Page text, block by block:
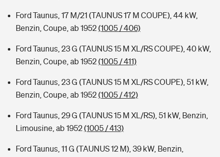
Ford Taunus, 17 M/21 (TAUNUS 17 M COUPE), 44 kW,
Benzin, Coupe, ab 1952(1005 / 406)
Ford Taunus, 23 G (TAUNUS 15 M XL/RS COUPE), 40 kW,
Benzin, Coupe, ab 1952(1005 / 411)
Ford Taunus, 23 G (TAUNUS 15 M XL/RS COUPE), 51 kW,
Benzin, Coupe, ab 1952(1005 / 412)
Ford Taunus, 29 G (TAUNUS 15 M XL/RS), 51 kW, Benzin,
Limousine, ab 1952(1005 / 413)
Ford Taunus, 11 G (TAUNUS 12 M), 39 kW, Benzin,